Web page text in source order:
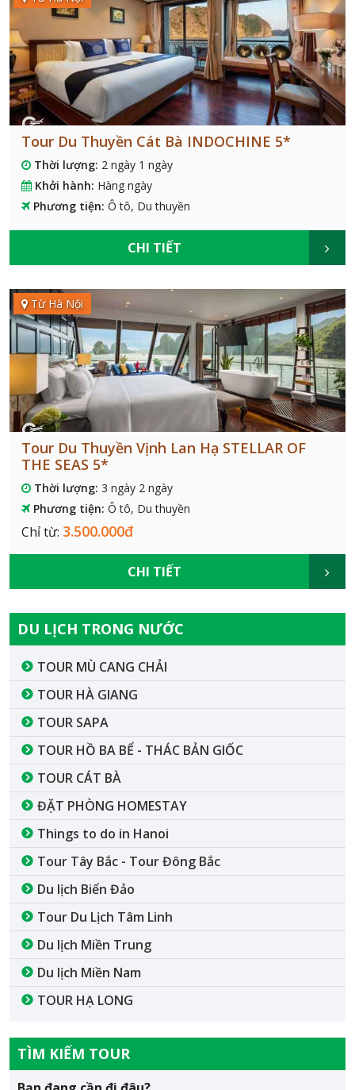
Tour Du Thuyền Cát Bà INDOCHINE 5*
Thời lượng: 2 ngày 1 ngày
Khởi hành: Hàng ngày
Phương tiện: Ô tô, Du thuyền
CHI TIẾT
Từ Hà Nội
Tour Du Thuyền Vịnh Lan Hạ STELLAR OF
THE SEAS 5*
Thời lượng: 3 ngày 2 ngày
Phương tiện: Ô tô, Du thuyền
Chỉ từ: 3.500.000đ
CHI TIẾT
DU LỊCH TRONG NƯỚC
TOUR MÙ CANG CHẢI
TOUR HÀ GIANG
TOUR SAPA
TOUR HỒ BA BỂ - THÁC BẢN GIỐC
TOUR CÁT BÀ
ĐẶT PHÒNG HOMESTAY
Things to do in Hanoi
Tour Tây Bắc - Tour Đông Bắc
Du lịch Biển Đảo
Tour Du Lịch Tâm Linh
Du lịch Miền Trung
Du lịch Miền Nam
TOUR HẠ LONG
TÌM KIẾM TOUR